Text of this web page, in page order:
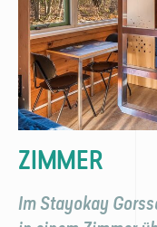
ZIMMER
Im Stayokay